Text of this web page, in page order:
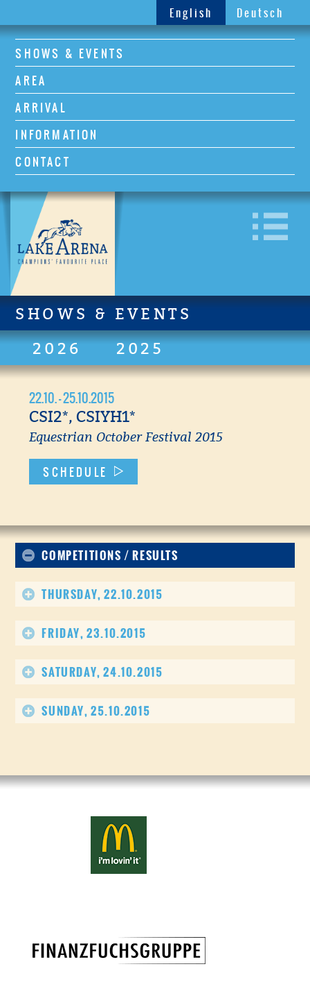
Deutsch
English
SHOWS & EVENTS
AREA
ARRIVAL
INFORMATION
CONTACT
SHOWS & EVENTS
2026
2025
22.10. - 25.10.2015
CSI2*, CSIYH1*
Equestrian October Festival 2015
SCHEDULE
COMPETITIONS / RESULTS
THURSDAY, 22.10.2015
FRIDAY, 23.10.2015
SATURDAY, 24.10.2015
SUNDAY, 25.10.2015